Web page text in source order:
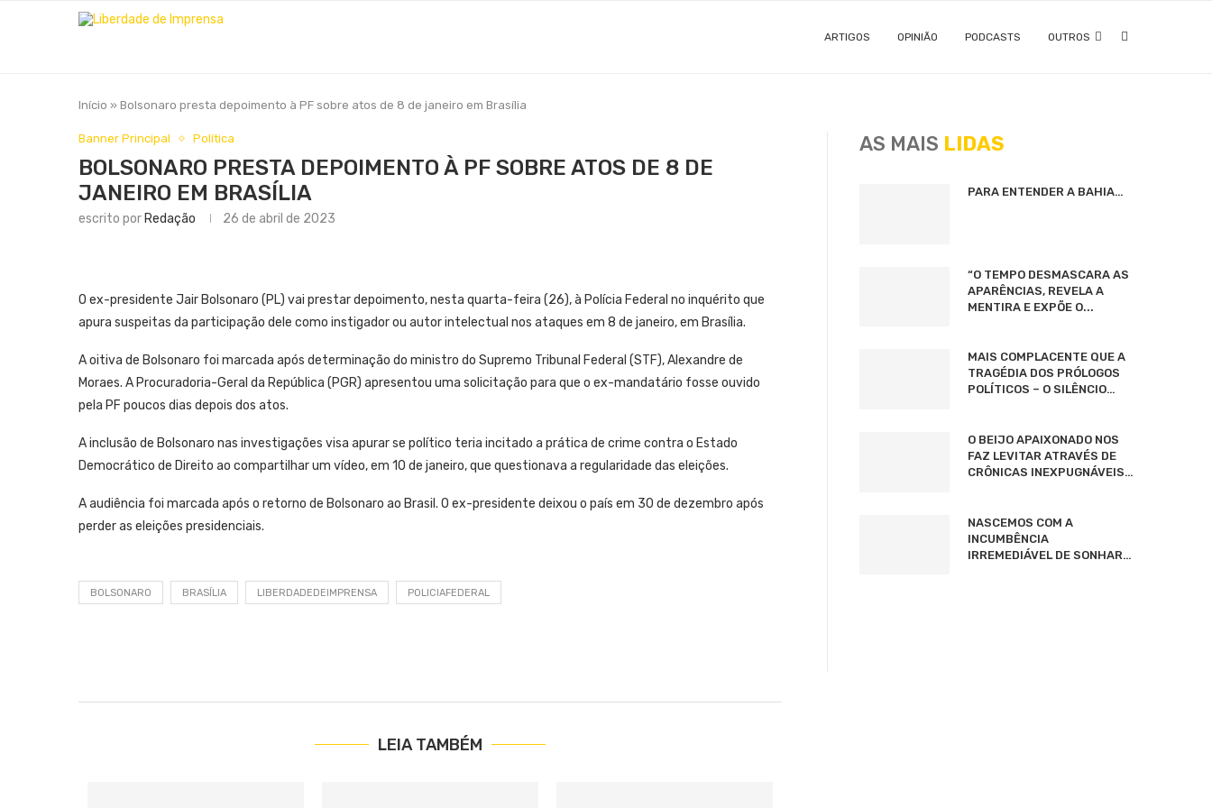
ARTIGOS OPINIÃO PODCASTS OUTROS
Início » Bolsonaro presta depoimento à PF sobre atos de 8 de janeiro em Brasília
Banner Principal Política
BOLSONARO PRESTA DEPOIMENTO À PF SOBRE ATOS DE 8 DE
JANEIRO EM BRASÍLIA
escrito por Redação 26 de abril de 2023
O ex-presidente Jair Bolsonaro (PL) vai prestar depoimento, nesta quarta-feira (26), à Polícia Federal no inquérito que
apura suspeitas da participação dele como instigador ou autor intelectual nos ataques em 8 de janeiro, em Brasília.
A oitiva de Bolsonaro foi marcada após determinação do ministro do Supremo Tribunal Federal (STF), Alexandre de
Moraes. A Procuradoria-Geral da República (PGR) apresentou uma solicitação para que o ex-mandatário fosse ouvido
pela PF poucos dias depois dos atos.
A inclusão de Bolsonaro nas investigações visa apurar se político teria incitado a prática de crime contra o Estado
Democrático de Direito ao compartilhar um vídeo, em 10 de janeiro, que questionava a regularidade das eleições.
A audiência foi marcada após o retorno de Bolsonaro ao Brasil. O ex-presidente deixou o país em 30 de dezembro após
perder as eleições presidenciais.
BOLSONARO BRASÍLIA LIBERDADEDEIMPRENSA POLICIAFEDERAL
LEIA TAMBÉM
AS MAIS LIDAS
PARA ENTENDER A BAHIA…
“O TEMPO DESMASCARA AS
APARÊNCIAS, REVELA A
MENTIRA E EXPÕE O...
MAIS COMPLACENTE QUE A
TRAGÉDIA DOS PRÓLOGOS
POLÍTICOS – O SILÊNCIO…
O BEIJO APAIXONADO NOS
FAZ LEVITAR ATRAVÉS DE
CRÔNICAS INEXPUGNÁVEIS…
NASCEMOS COM A
INCUMBÊNCIA
IRREMEDIÁVEL DE SONHAR…